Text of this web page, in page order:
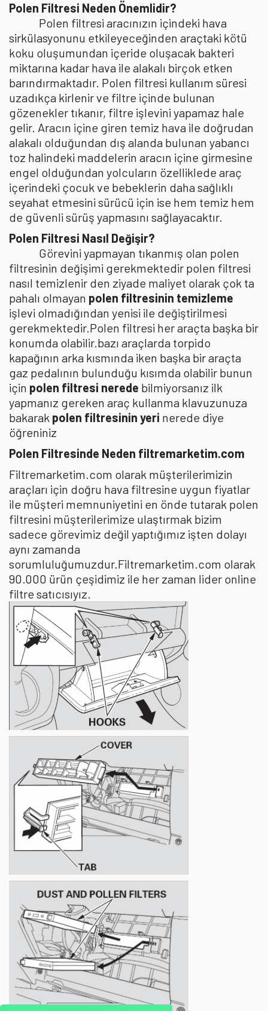
Polen Filtresi Neden Önemlidir?
Polen filtresi aracınızın içindeki hava
sirkülasyonunu etkileyeceğinden araçtaki kötü
koku oluşumundan içeride oluşacak bakteri
miktarına kadar hava ile alakalı birçok etken
barındırmaktadır. Polen filtresi kullanım süresi
uzadıkça kirlenir ve filtre içinde bulunan
gözenekler tıkanır, filtre işlevini yapamaz hale
gelir. Aracın içine giren temiz hava ile doğrudan
alakalı olduğundan dış alanda bulunan yabancı
toz halindeki maddelerin aracın içine girmesine
engel olduğundan yolcuların özelliklede araç
içerindeki çocuk ve bebeklerin daha sağlıklı
seyahat etmesini sürücü için ise hem temiz hem
de güvenli sürüş yapmasını sağlayacaktır.
Polen Filtresi Nasıl Değişir?
Görevini yapmayan tıkanmış olan polen
filtresinin değişimi gerekmektedir polen filtresi
nasıl temizlenir den ziyade maliyet olarak çok ta
pahalı olmayan polen filtresinin temizleme
işlevi olmadığından yenisi ile değiştirilmesi
gerekmektedir.Polen filtresi her araçta başka bir
konumda olabilir.bazı araçlarda torpido
kapağının arka kısmında iken başka bir araçta
gaz pedalının bulunduğu kısımda olabilir bunun
için polen filtresi nerede bilmiyorsanız ilk
yapmanız gereken araç kullanma klavuzunuza
bakarak polen filtresinin yeri nerede diye
öğreniniz
Polen Filtresinde Neden filtremarketim.com
Filtremarketim.com olarak müşterilerimizin
araçları için doğru hava filtresine uygun fiyatlar
ile müşteri memnuniyetini en önde tutarak polen
filtresini müşterilerimize ulaştırmak bizim
sadece görevimiz değil yaptığımız işten dolayı
aynı zamanda
sorumluluğumuzdur.Filtremarketim.com olarak
90.000 ürün çeşidimiz ile her zaman lider online
filtre satıcısıyız.